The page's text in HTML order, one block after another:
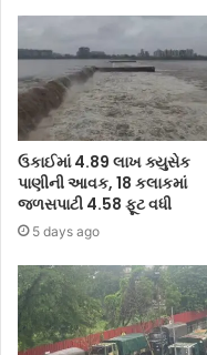
ઉકાઈમાં 4.89 લાખ ક્યુસેક
પાણીની આવક, 18 કલાકમાં
જળસપાટી 4.58 ફૂટ વધી
5 days ago